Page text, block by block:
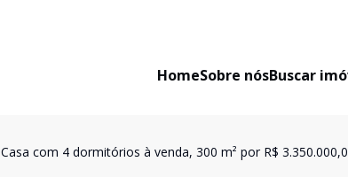
HomeSobre nósBuscar
Casa com 4 dormitórios à venda, 300 m² por R$